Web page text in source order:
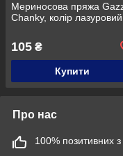
Мериносова пряжа
Chanky, колір лазуровий
105 ₴
Купити
Про нас
100% позитивних з